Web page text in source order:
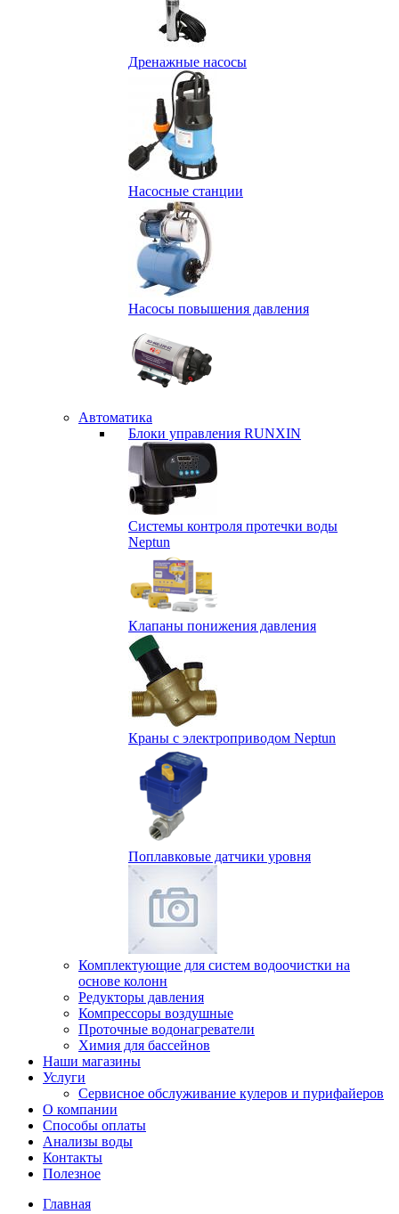
Дренажные насосы
Насосные станции
Насосы повышения давления
Автоматика
Блоки управления RUNXIN
Системы контроля протечки воды
Neptun
Клапаны понижения давления
Краны с электроприводом Neptun
Поплавковые датчики уровня
Комплектующие для систем водоочистки на
основе колонн
Редукторы давления
Компрессоры воздушные
Проточные водонагреватели
Химия для бассейнов
Наши магазины
Услуги
Сервисное обслуживание кулеров и пурифайеров
О компании
Способы оплаты
Анализы воды
Контакты
Полезное
Главная